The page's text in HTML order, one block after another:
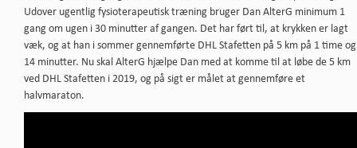
Udover ugentlig fysioterapeutisk træning bruger Dan AlterG minimum 1
gang om ugen i 30 minutter af gangen. Det har ført til, at krykken er lagt
væk, og at han i sommer gennemførte DHL Stafetten på 5 km på 1 time og
14 minutter. Nu skal AlterG hjælpe Dan med at komme til at løbe de 5 km
ved DHL Stafetten i 2019, og på sigt er målet at gennemføre et
halvmaraton.